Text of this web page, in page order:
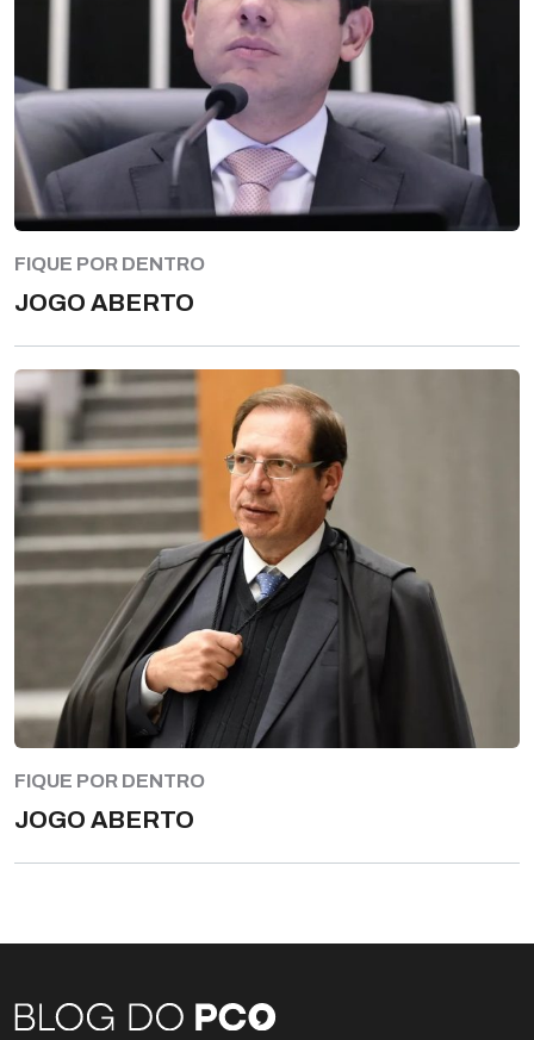
FIQUE POR DENTRO
JOGO ABERTO
FIQUE POR DENTRO
JOGO ABERTO